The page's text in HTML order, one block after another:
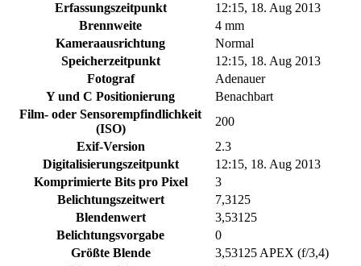
Erfassungszeitpunkt
12:15, 18. Aug 2013
Brennweite
4 mm
Kameraausrichtung
Normal
Speicherzeitpunkt
12:15, 18. Aug 2013
Fotograf
Adenauer
Y und C Positionierung
Benachbart
Film- oder Sensorempfindlichkeit
(ISO)
200
Exif-Version
2.3
Digitalisierungszeitpunkt
12:15, 18. Aug 2013
Komprimierte Bits pro Pixel
3
Belichtungszeitwert
7,3125
Blendenwert
3,53125
Belichtungsvorgabe
0
Größte Blende
3,53125 APEX (f/3,4)